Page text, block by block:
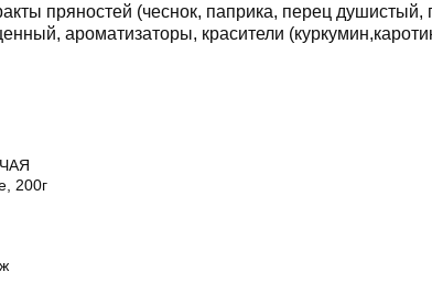
пряностей (чеснок, паприка, перец
ароматизаторы, красители
200г